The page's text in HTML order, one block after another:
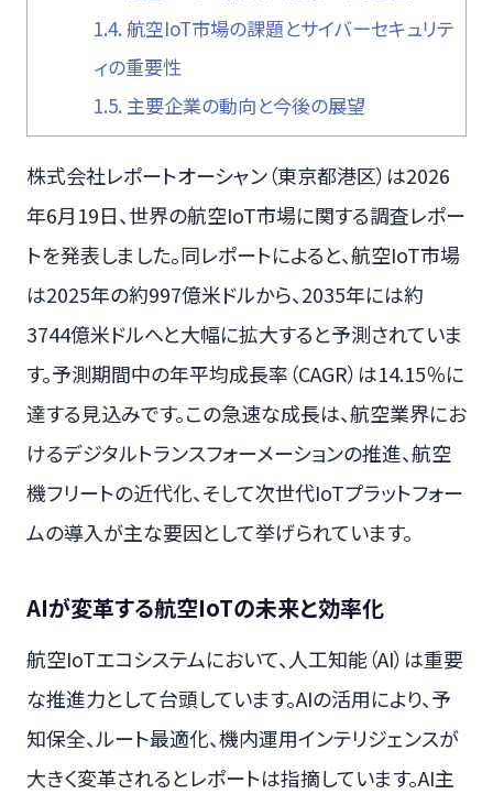
1.4. 航空IoT市場の課題とサイバーセキュリテ
ィの重要性
1.5. 主要企業の動向と今後の展望
株式会社レポートオーシャン（東京都港区）は2026
年6月19日、世界の航空IoT市場に関する調査レポー
トを発表しました。同レポートによると、航空IoT市場
は2025年の約997億米ドルから、2035年には約
3744億米ドルへと大幅に拡大すると予測されていま
す。予測期間中の年平均成長率（CAGR）は14.15％に
達する見込みです。この急速な成長は、航空業界にお
けるデジタルトランスフォーメーションの推進、航空
機フリートの近代化、そして次世代IoTプラットフォー
ムの導入が主な要因として挙げられています。
AIが変革する航空IoTの未来と効率化
航空IoTエコシステムにおいて、人工知能（AI）は重要
な推進力として台頭しています。AIの活用により、予
知保全、ルート最適化、機内運用インテリジェンスが
大きく変革されるとレポートは指摘しています。AI主